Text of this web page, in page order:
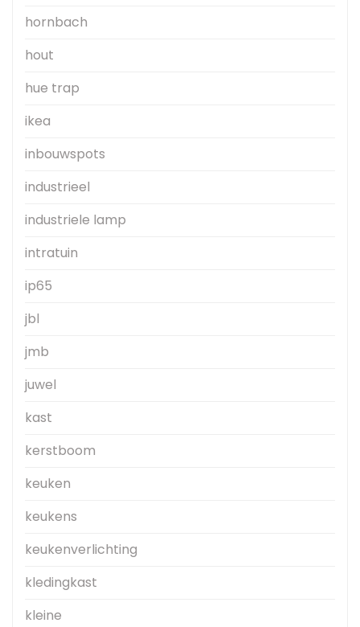
hornbach
hout
hue trap
ikea
inbouwspots
industrieel
industriele lamp
intratuin
ip65
jbl
jmb
juwel
kast
kerstboom
keuken
keukens
keukenverlichting
kledingkast
kleine